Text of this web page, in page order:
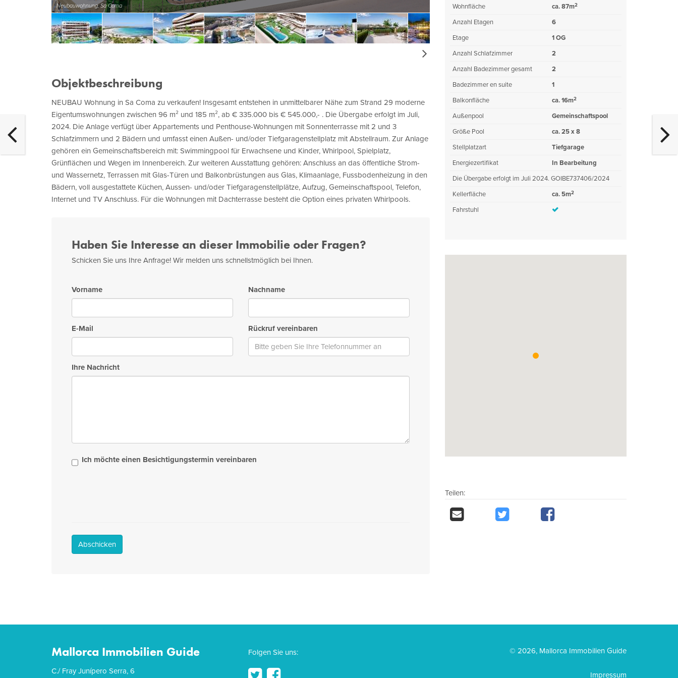
Neubauwohnung, Sa Coma
Objektbeschreibung
NEUBAU Wohnung in Sa Coma zu verkaufen! Insgesamt entstehen in unmittelbarer Nähe zum Strand 29 moderne
Eigentumswohnungen zwischen 96 m² und 185 m², ab € 335.000 bis € 545.000,- . Die Übergabe erfolgt im Juli,
2024. Die Anlage verfügt über Appartements und Penthouse-Wohnungen mit Sonnenterrasse mit 2 und 3
Schlafzimmern und 2 Bädern und umfasst einen Außen- und/oder Tiefgaragenstellplatz mit Abstellraum. Zur Anlage
gehören ein Gemeinschaftsbereich mit: Swimmingpool für Erwachsene und Kinder, Whirlpool, Spielplatz,
Grünflächen und Wegen im Innenbereich. Zur weiteren Ausstattung gehören: Anschluss an das öffentliche Strom-
und Wassernetz, Terrassen mit Glas-Türen und Balkonbrüstungen aus Glas, Klimaanlage, Fussbodenheizung in den
Bädern, voll ausgestattete Küchen, Aussen- und/oder Tiefgaragenstellplätze, Aufzug, Gemeinschaftspool, Telefon,
Internet und TV Anschluss. Für die Wohnungen mit Dachterrasse besteht die Option eines privaten Whirlpools.
Haben Sie Interesse an dieser Immobilie oder Fragen?
Schicken Sie uns Ihre Anfrage! Wir melden uns schnellstmöglich bei Ihnen.
Vorname Nachname
E-Mail Rückruf vereinbaren
Ihre Nachricht
Ich möchte einen Besichtigungstermin vereinbaren
Abschicken
Wohnfläche ca. 87m2
Anzahl Etagen
6
Etage
1 OG
Anzahl Schlafzimmer
2
Anzahl Badezimmer gesamt
2
Badezimmer en suite
1
Balkonfläche
ca. 16m2
Außenpool
Gemeinschaftspool
Größe Pool
ca. 25 x 8
Stellplatzart
Tiefgarage
Energiezertifikat
In Bearbeitung
Die Übergabe erfolgt im Juli 2024. GOIBE737406/2024
Kellerfläche
ca. 5m2
Fahrstuhl
Teilen:
Mallorca Immobilien Guide
C./ Fray Junípero Serra, 6
Folgen Sie uns: © 2026, Mallorca Immobilien Guide
Impressum